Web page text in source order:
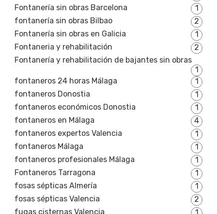
Fontanería sin obras Barcelona
1
fontanería sin obras Bilbao
2
Fontanería sin obras en Galicia
1
Fontaneria y rehabilitación
2
Fontanería y rehabilitación de bajantes sin obras
1
fontaneros 24 horas Málaga
1
fontaneros Donostia
1
fontaneros económicos Donostia
1
fontaneros en Málaga
4
fontaneros expertos Valencia
1
fontaneros Málaga
1
fontaneros profesionales Málaga
1
Fontaneros Tarragona
1
fosas sépticas Almería
1
fosas sépticas Valencia
2
fugas cisternas Valencia